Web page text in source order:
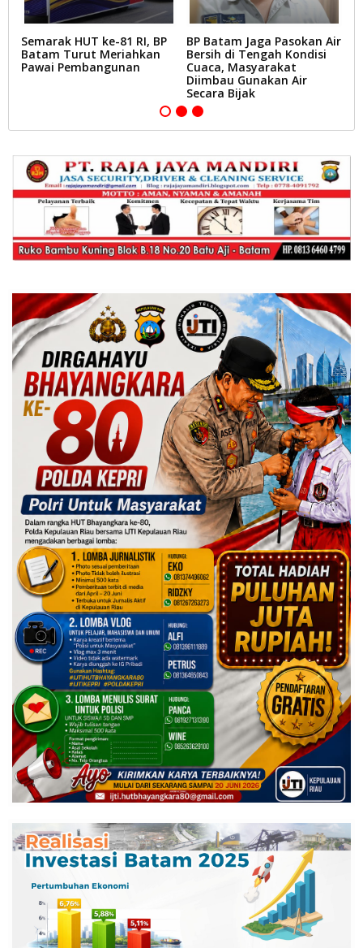
Semarak HUT ke-81 RI, BP
Batam Turut Meriahkan
Pawai Pembangunan
BP Batam Jaga Pasokan Air
Bersih di Tengah Kondisi
Cuaca, Masyarakat
Diimbau Gunakan Air
Secara Bijak